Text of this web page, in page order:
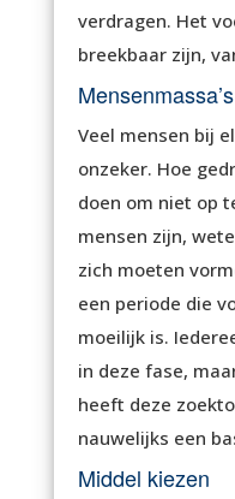
verdragen. Het
breekbaar zijn,
Veel mensen bij
onzeker. Hoe
doen om niet op
mensen zijn,
zich moeten
een periode die
moeilijk is.
in deze fase,
heeft deze
nauwelijks een
Middel kiezen